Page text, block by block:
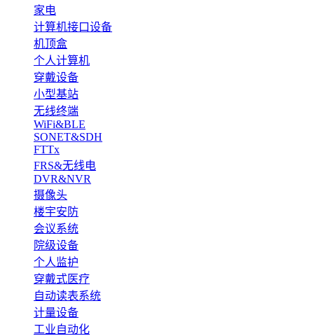
家电
计算机接口设备
机顶盒
个人计算机
穿戴设备
小型基站
无线终端
WiFi&BLE
SONET&SDH
FTTx
FRS&无线电
DVR&NVR
摄像头
楼宇安防
会议系统
院级设备
个人监护
穿戴式医疗
自动读表系统
计量设备
工业自动化